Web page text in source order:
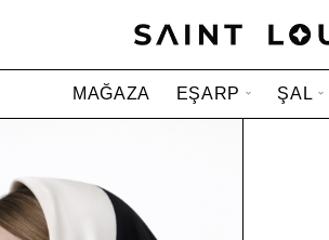
MAĞAZA EŞARP ŞAL